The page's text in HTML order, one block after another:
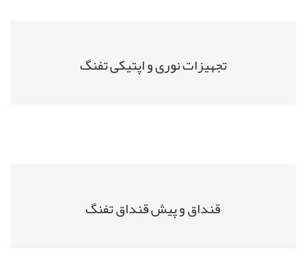
تجهیزات نوری و اپتیکی تفنگ
قنداق و پیش قنداق تفنگ